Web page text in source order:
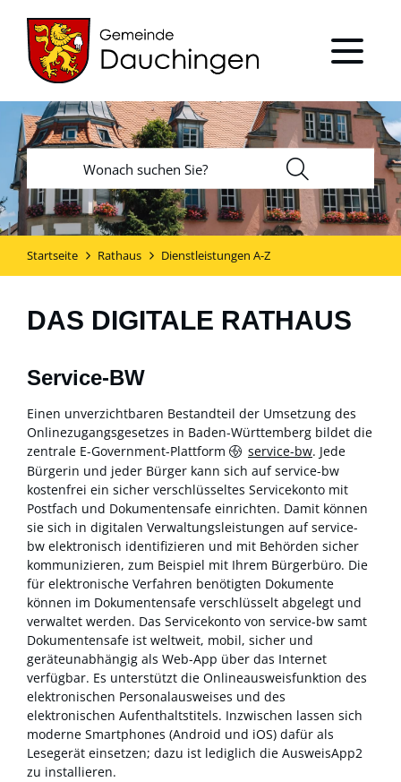
Startseite Rathaus Dienstleistungen A-Z
DAS DIGITALE RATHAUS
Service-BW
Einen unverzichtbaren Bestandteil der Umsetzung des
Onlinezugangsgesetzes in Baden-Württemberg bildet die
zentrale E-Government-Plattform
service-bw. Jede
Bürgerin und jeder Bürger kann sich auf service-bw
kostenfrei ein sicher verschlüsseltes Servicekonto mit
Postfach und Dokumentensafe einrichten. Damit können
sie sich in digitalen Verwaltungsleistungen auf service-
bw elektronisch identifizieren und mit Behörden sicher
kommunizieren, zum Beispiel mit Ihrem Bürgerbüro. Die
für elektronische Verfahren benötigten Dokumente
können im Dokumentensafe verschlüsselt abgelegt und
verwaltet werden. Das Servicekonto von service-bw samt
Dokumentensafe ist weltweit, mobil, sicher und
geräteunabhängig als Web-App über das Internet
verfügbar. Es unterstützt die Onlineausweisfunktion des
elektronischen Personalausweises und des
elektronischen Aufenthaltstitels. Inzwischen lassen sich
moderne Smartphones (Android und iOS) dafür als
Lesegerät einsetzen; dazu ist lediglich die AusweisApp2
zu installieren.